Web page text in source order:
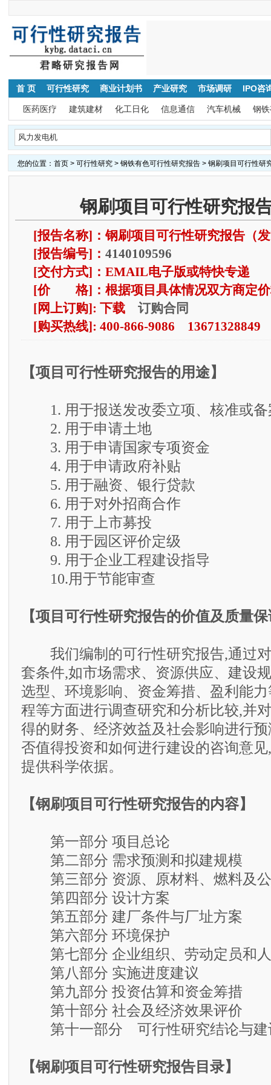
首 页 可行性研究 商业计划书 产业研究 市场调研 IPO咨
医药医疗 建筑建材 化工日化 信息通信 汽车机械 钢
您的位置： 首页> 可行性研究> 钢铁有色可行性研究报告> 钢刷项目可行性研
钢刷项目可行性研究报
[报告名称]：钢刷项目可行性研究报告（
[报告编号]： 4140109596
[交付方式]：EMAIL电子版或特快专递
[价 格]：根据项目具体情况双方商定
[网上订购]: 下载 订购合同
[购买热线]: 400-866-9086 13671328849
【项目可行性研究报告的用途】
1. 用于报送发改委立项、核准或备
2. 用于申请土地
3. 用于申请国家专项资金
4. 用于申请政府补贴
5. 用于融资、银行贷款
6. 用于对外招商合作
7. 用于上市募投
8. 用于园区评价定级
9. 用于企业工程建设指导
10.用于节能审查
【项目可行性研究报告的价值及质量
我们编制的可行性研究报告,通过对
套条件,如市场需求、资源供应、建设
选型、环境影响、资金筹措、盈利能
程等方面进行调查研究和分析比较,并
得的财务、经济效益及社会影响进行
否值得投资和如何进行建设的咨询意
提供科学依据。
【钢刷项目可行性研究报告的内容】
第一部分 项目总论
第二部分 需求预测和拟建规模
第三部分 资源、原材料、燃料及公
第四部分 设计方案
第五部分 建厂条件与厂址方案
第六部分 环境保护
第七部分 企业组织、劳动定员和人
第八部分 实施进度建议
第九部分 投资估算和资金筹措
第十部分 社会及经济效果评价
第十一部分 可行性研究结论与建
【钢刷项目可行性研究报告目录】